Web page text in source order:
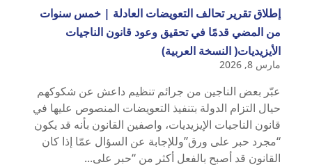
إطلاق تقرير تحالف التعويضات العادلة | خمس سنوات
من المضي قدمًا في تحقيق وعود قانون الناجيات
الأيزيديات( النسخة العربية)
مارس 8, 2026
عبّر بعض الناجين من جرائم تنظيم داعش عن شكوكهم
حيال التزام الدولة بتنفيذ التعويضات المنصوص عليها في
قانون الناجيات الإيزيديات، واصفين القانون بأنه قد يكون
“مجرد حبر على ورق”وللإجابة عن السؤال عمّا إذا كان
القانون قد أصبح بالفعل أكثر من “حبر على...